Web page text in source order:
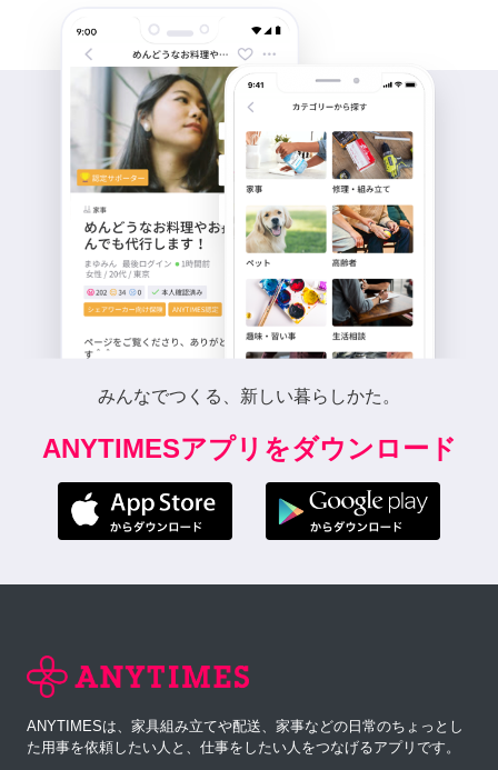
みんなでつくる、新しい暮らしかた。
ANYTIMESアプリをダウンロード
ANYTIMESは、家具組み立てや配送、家事などの日常のちょっとし
た用事を依頼したい人と、仕事をしたい人をつなげるアプリです。